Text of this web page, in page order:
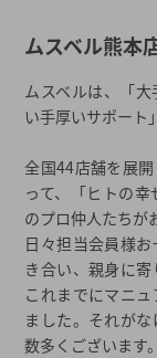
ムスベル熊本
ムスベルは、「
い手厚いサポート
全国44店舗を展
って、「ヒトの
のプロ仲人たちが
日々担当会員様
き合い、親身に寄
これまでにマニ
ました。それが
数多くございます。